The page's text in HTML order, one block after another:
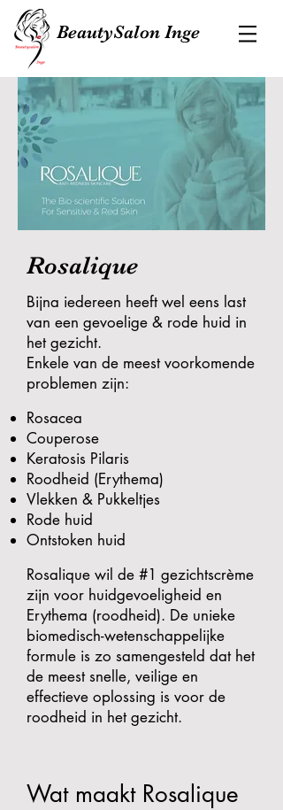
BeautySalon Inge
Rosalique
Bijna iedereen heeft wel eens last
van een gevoelige & rode huid in
het gezicht.
Enkele van de meest voorkomende
problemen zijn:
Rosacea
Couperose
Keratosis Pilaris
Roodheid (Erythema)
Vlekken & Pukkeltjes
Rode huid
Ontstoken huid
Rosalique wil de #1 gezichtscrème
zijn voor huidgevoeligheid en
Erythema (roodheid). De unieke
biomedisch-wetenschappelijke
formule is zo samengesteld dat het
de meest snelle, veilige en
effectieve oplossing is voor de
roodheid in het gezicht.
Wat maakt Rosalique